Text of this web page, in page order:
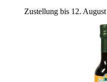
Zustellung bis 12. August